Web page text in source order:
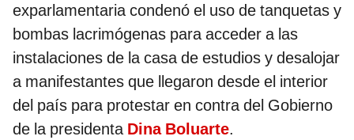
exparlamentaria condenó el uso de tanquetas y
bombas lacrimógenas para acceder a las
instalaciones de la casa de estudios y desalojar
a manifestantes que llegaron desde el interior
del país para protestar en contra del Gobierno
de la presidenta Dina Boluarte.